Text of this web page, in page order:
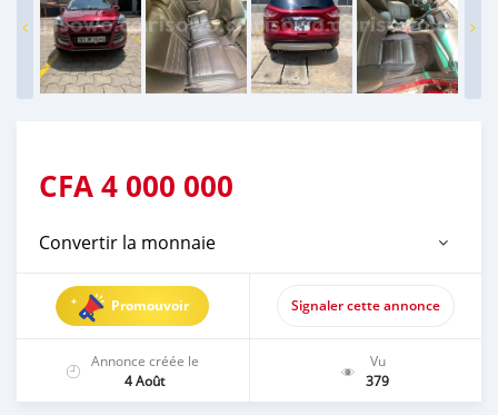
CFA4 000 000
Convertir la monnaie
Promouvoir Signaler cette annonce
Annonce créée le
4 Août
Vu
379